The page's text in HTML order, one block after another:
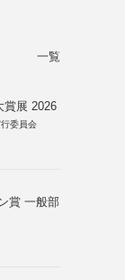
一覧
賞展 2026
委員会
賞 一般部